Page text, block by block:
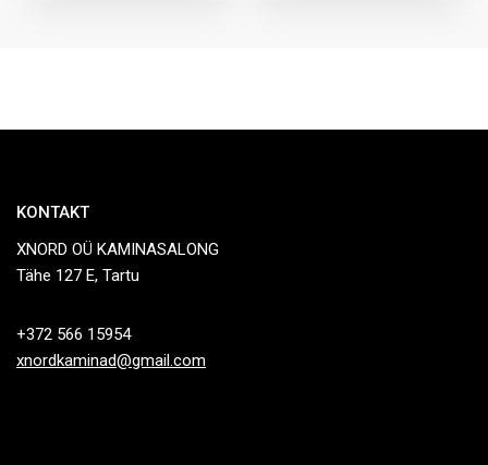
KONTAKT
XNORD OÜ KAMINASALONG
Tähe 127 E, Tartu
+372 566 15954
xnordkaminad@gmail.com